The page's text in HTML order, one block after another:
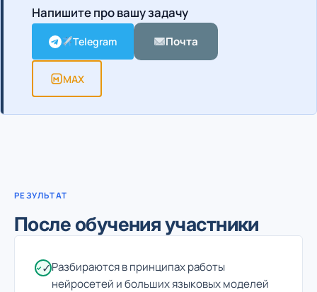
Напишите про вашу задачу
Telegram Почта
MAX
РЕЗУЛЬТАТ
После обучения участники
✓Разбираются в принципах работы
нейросетей и больших языковых моделей